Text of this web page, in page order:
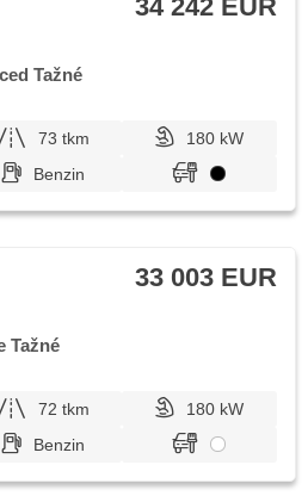
34 242 EUR
Tažné
73 tkm
180 kW
Benzin
33 003 EUR
Tažné
72 tkm
180 kW
Benzin